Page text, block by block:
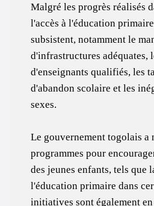
Malgré les progrès réalisés
l'accès à l'éducation
subsistent, notamment le
d'infrastructures adéquates,
d'enseignants qualifiés, les
d'abandon scolaire et les
sexes.
Le gouvernement togolais a
programmes pour
des jeunes enfants, tels que
l'éducation primaire dans
initiatives sont également